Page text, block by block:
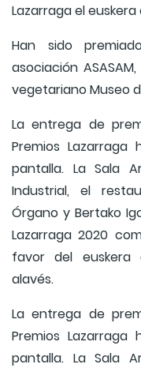
Lazarraga el
Han sido
asociación
vegetariano Museo
La entrega de
Premios
pantalla. La Sala
Industrial, el
Órgano y Bertako
Lazarraga 2020
favor del euskera
alavés.
La entrega de
Premios
pantalla. La Sala